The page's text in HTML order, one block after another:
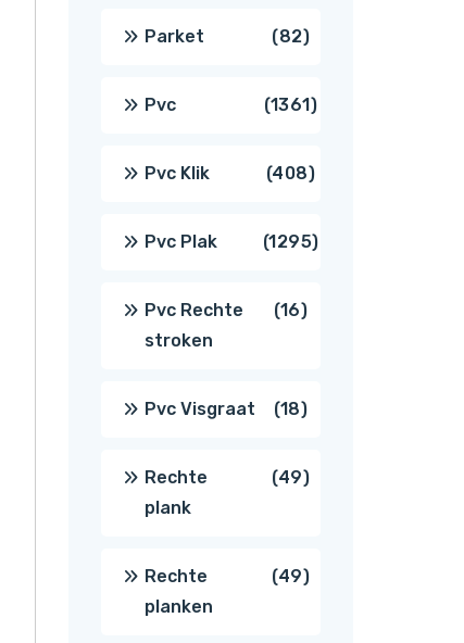
producten
Parket 8282
producten
Pvc 13611361
producten
Pvc Klik 408408
producten
Pvc Plak 12951295
Pvc Rechte
stroken
1616
Pvc Visgraat 1818
producten
Rechte
plank
4949
Rechte
planken
4949